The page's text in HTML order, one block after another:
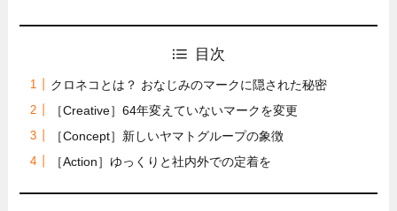
目次
クロネコとは？ おなじみのマークに隠された秘密
［Creative］64年変えていないマークを変更
［Concept］新しいヤマトグループの象徴
［Action］ゆっくりと社内外での定着を